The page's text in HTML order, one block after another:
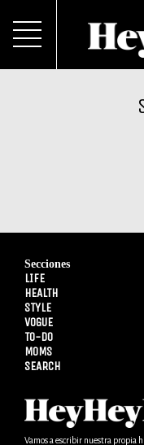
Secciones
LIFE
HEALTH
STYLE
VOGUE
TO-DO
MOMS
SEARCH
Vamos a escribir nuestra propia